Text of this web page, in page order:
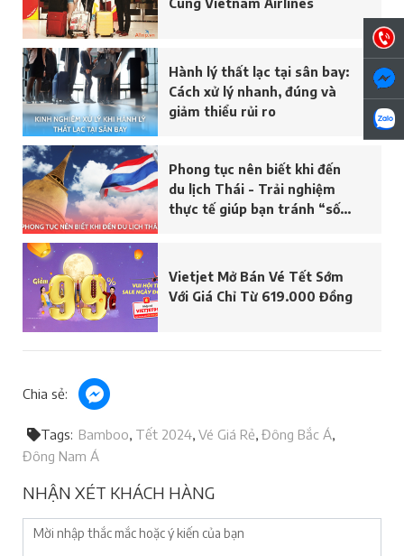
Cùng Vietnam Airlines
Hành lý thất lạc tại sân bay:
Cách xử lý nhanh, đúng và
giảm thiểu rủi ro
Phong tục nên biết khi đến
du lịch Thái - Trải nghiệm
thực tế giúp bạn tránh “sốc
Vietjet Mở Bán Vé Tết Sớm
Với Giá Chỉ Từ 619.000 Đồng
Chia sẻ:
Tags Bamboo Tết 2024 Vé Giá Rẻ Đông Bắc Á
Đông Nam Á
NHẬN XÉT KHÁCH HÀNG